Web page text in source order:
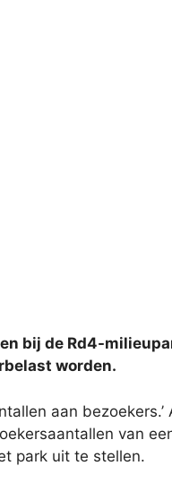
bij de Rd4-
worden.
aan
van
park uit te stellen.